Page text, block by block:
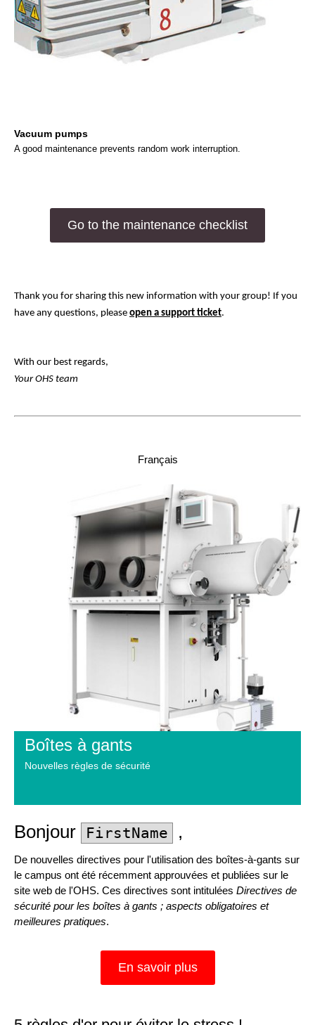
Vacuum pumps
A good maintenance prevents random work interruption.
Go to the maintenance checklist
Thank you for sharing this new information with your group! If you
have any questions, please open a support ticket.
With our best regards,
Your OHS team
Français
Boîtes à gants
Nouvelles règles de sécurité
Bonjour FirstName ,
De nouvelles directives pour l'utilisation des boîtes-à-gants sur
le campus ont été récemment approuvées et publiées sur le
site web de l'OHS. Ces directives sont intitulées Directives de
sécurité pour les boîtes à gants ; aspects obligatoires et
meilleures pratiques.
En savoir plus